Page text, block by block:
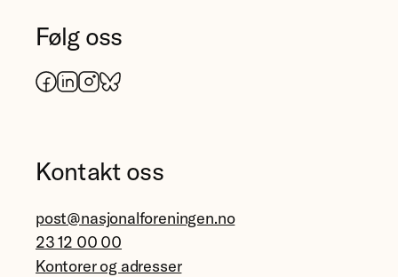
Følg oss
Facebook
LinkedIn
Instagram
Bluesky
Kontakt oss
post@nasjonalforeningen.no
23 12 00 00
Kontorer og adresser